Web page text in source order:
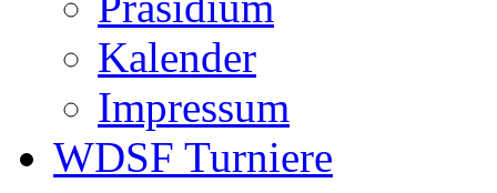
Kalender
Impressum
WDSF Turniere